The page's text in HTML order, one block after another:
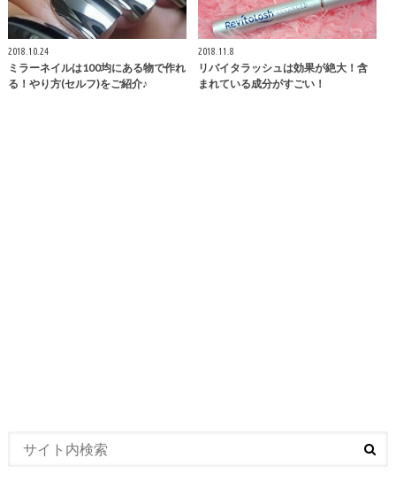
2018.10.24
ミラーネイルは100均にある物で作れ
る！やり方(セルフ)をご紹介♪
2018.11.8
リバイタラッシュは効果が絶大！含
まれている成分がすごい！